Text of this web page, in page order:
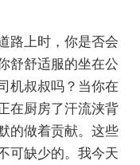
路上时，你是否会
舒舒适服的坐在公
机叔叔吗？当你在
在厨房了汗流浃背
的做着贡献。这些
可缺少的。我今天